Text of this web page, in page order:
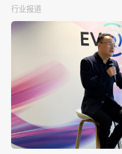
行业报道